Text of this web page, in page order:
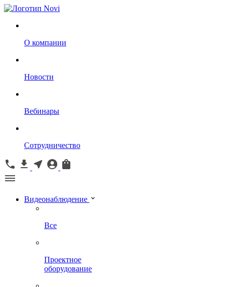
О компании
Новости
Вебинары
Сотрудничество
Видеонаблюдение
Все
Проектное
оборудование